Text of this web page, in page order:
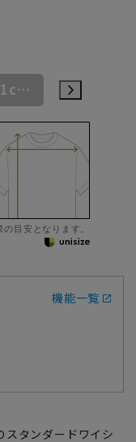
L41cm/84cm
目安となります。
機能一覧
タンダードワイシ